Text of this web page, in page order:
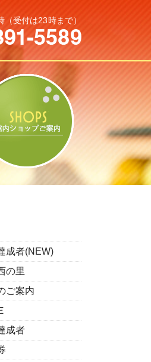
受付は23時まで）
マップ 館内ショップ
成者(NEW)
の里
ご案内
成者